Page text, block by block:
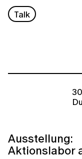
Talk
Ausstellung:
Aktionslabor